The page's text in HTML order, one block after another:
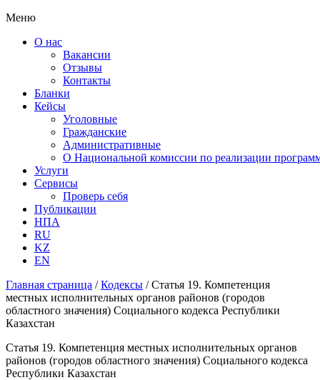
Меню
О нас
Вакансии
Отзывы
Контакты
Бланки
Кейсы
Уголовные
Гражданские
Административные
О Национальной комиссии по реализации
Услуги
Сервисы
Проверь себя
Публикации
НПА
RU
KZ
EN
Главная страница /Кодексы /Статья 19. Компетенция
местных исполнительных органов районов (городов
областного значения) Социального кодекса Республики
Казахстан
Статья 19. Компетенция местных исполнительных органов
районов (городов областного значения) Социального кодекса
Республики Казахстан